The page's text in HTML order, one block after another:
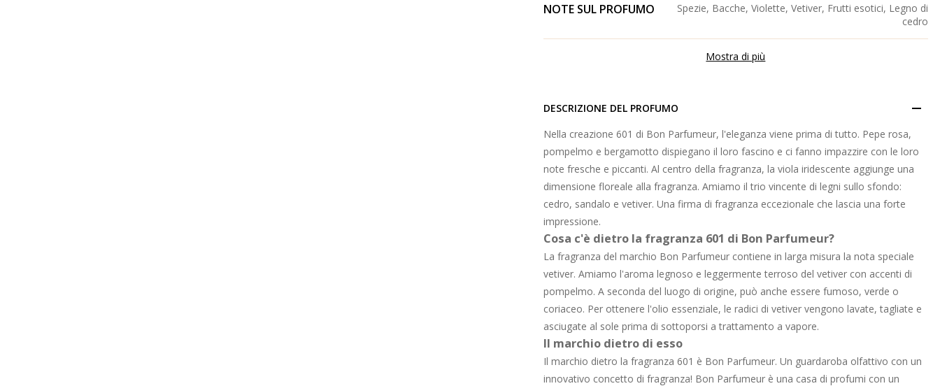
NOTE SUL PROFUMO
Spezie, Bacche, Violette, Vetiver, Frutti esotici, Legno di
cedro
Mostra di più
DESCRIZIONE DEL PROFUMO
Nella creazione 601 di Bon Parfumeur, l'eleganza viene prima di tutto. Pepe rosa,
pompelmo e bergamotto dispiegano il loro fascino e ci fanno impazzire con le loro
note fresche e piccanti. Al centro della fragranza, la viola iridescente aggiunge una
dimensione floreale alla fragranza. Amiamo il trio vincente di legni sullo sfondo:
cedro, sandalo e vetiver. Una firma di fragranza eccezionale che lascia una forte
impressione.
Cosa c'è dietro la fragranza 601 di Bon Parfumeur?
La fragranza del marchio Bon Parfumeur contiene in larga misura la nota speciale
vetiver. Amiamo l'aroma legnoso e leggermente terroso del vetiver con accenti di
pompelmo. A seconda del luogo di origine, può anche essere fumoso, verde o
coriaceo. Per ottenere l'olio essenziale, le radici di vetiver vengono lavate, tagliate e
asciugate al sole prima di sottoporsi a trattamento a vapore.
Il marchio dietro di esso
Il marchio dietro la fragranza 601 è Bon Parfumeur. Un guardaroba olfattivo con un
innovativo concetto di fragranza! Bon Parfumeur è una casa di profumi con un